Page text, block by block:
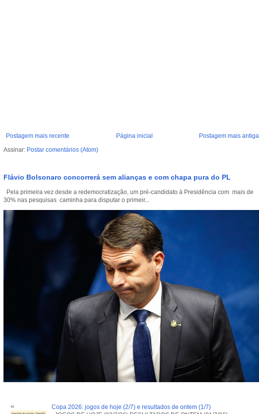
Postagem mais recente Postagem mais antiga
Página inicial
Assinar: Postar comentários (Atom)
Flávio Bolsonaro concorrerá sem alianças e com chapa pura do PL
Pela primeira vez desde a redemocratização, um pré-candidato à Presidência com mais de
30% nas pesquisas caminha para disputar o primeir...
Copa 2026: jogos de hoje (2/7) e resultados de ontem (1/7)